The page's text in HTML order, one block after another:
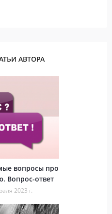
АВТОРА
вопросы про
Вопрос-ответ
2023 г.